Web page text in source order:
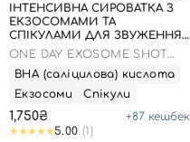
ІНТЕНСИВНА СИРОВАТКА З
ЕКЗОСОМАМИ ТА
СПІКУЛАМИ ДЛЯ ЗВУЖЕННЯ
ПОР, 30 МЛ
ONE DAY EXOSOME SHOT
PORE AMPOULE 7500
ВНА (саліцилова) кислота
Екзосоми
Спікули
1,750₴ +87 кешбек
5.00 (1)